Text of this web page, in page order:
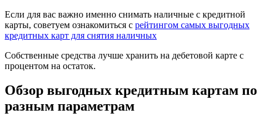
Если для вас важно именно снимать наличные с кредитной
карты, советуем ознакомиться с рейтингом самых выгодных
кредитных карт для снятия наличных
Собственные средства лучше хранить на дебетовой карте с
процентом на остаток.
Обзор выгодных кредитным картам по
разным параметрам